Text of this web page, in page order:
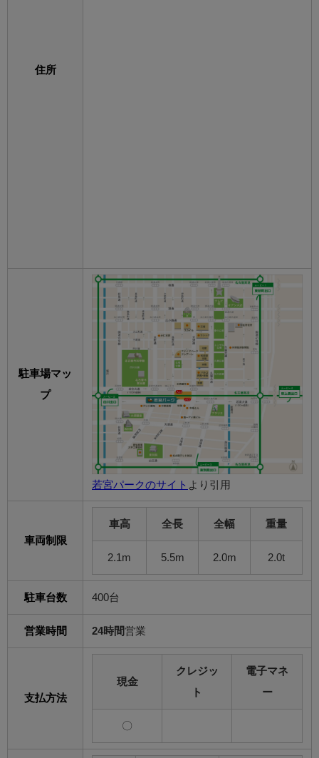
住所
駐車場マッ
プ
若宮パークのサイト より引用
車両制限
車高 全長 全幅 重量
2.1m 5.5m 2.0m 2.0t
駐車台数 400台
営業時間 24時間営業
支払方法
現金
クレジッ
ト
電子マネ
ー
〇